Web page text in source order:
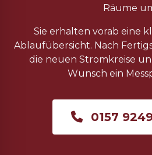
Räume
Sie erhalten vorab eine
Ablaufübersicht. Nach
die neuen Stromkreise
Wunsch ein
0157